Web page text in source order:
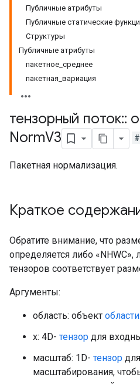
Публичные атрибуты
Публичные статические
Структуры
Публичные атрибуты
пакетное_среднее
пакетная_вариация
тензорный поток::
NormV3
Пакетная нормализация.
Краткое
Обратите внимание, что
определяется либо «NHWC»,
тензоров соответствует
Аргументы:
область: объект области.
x: 4D- тензор для
масштаб: 1D- тензор
масштабирования,